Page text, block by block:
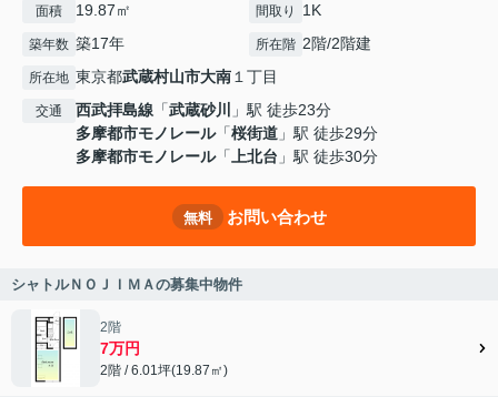
面積 19.87㎡ 間取り 1K
築年数 築17年 所在階 2階/2階建
所在地 東京都武蔵村山市大南１丁目
交通 西武拝島線 「武蔵砂川
」駅 徒歩23分
多摩都市モノレール「桜街道 」駅 徒歩29分
多摩都市モノレール「上北台 」駅 徒歩30分
無料 お問い合わせ
シャトルＮＯＪＩＭＡの募集中物件
2階
7万円
2階 / 6.01坪(19.87㎡)